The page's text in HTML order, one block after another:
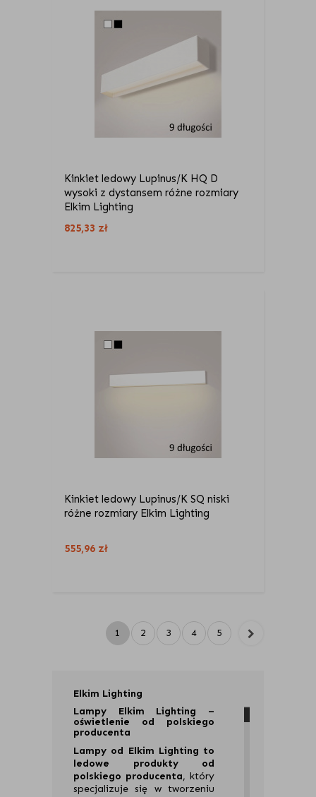
Kinkiet ledowy Lupinus/K HQ D
wysoki z dystansem różne rozmiary
Elkim Lighting
825,33 zł
Kinkiet ledowy Lupinus/K SQ niski
różne rozmiary Elkim Lighting
555,96 zł
1 2 3 4 5
Elkim Lighting
Lampy Elkim Lighting –
oświetlenie od polskiego
producenta
Lampy od Elkim Lighting to
ledowe produkty od
polskiego producenta, który
specjalizuje się w tworzeniu